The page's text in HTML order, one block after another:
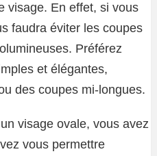
visage. En effet, si vous
faudra éviter les coupes
Préférez
et élégantes,
des coupes mi-longues.
visage ovale, vous avez
vous permettre